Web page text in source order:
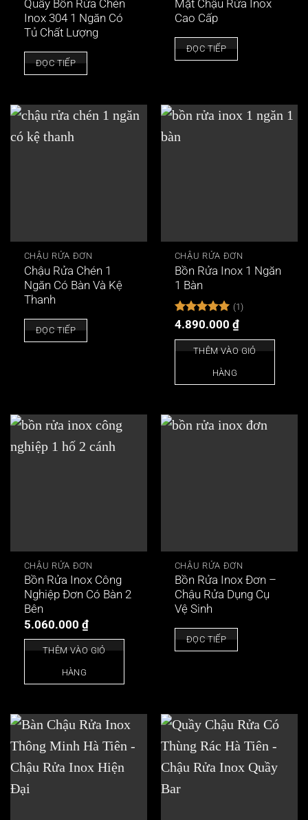
thể
được
chọn
trên
sản
phẩm
Quầy Bồn Rửa Chén
Inox 304 1 Ngăn Có
Tủ Chất Lượng
ĐỌC TIẾP
Mặt Chậu Rửa Inox
Cao Cấp
ĐỌC TIẾP
CHẬU RỬA ĐƠN
Chậu Rửa Chén 1
Ngăn Có Bàn Và Kệ
Thanh
ĐỌC TIẾP
CHẬU RỬA ĐƠN
Bồn Rửa Inox 1 Ngăn
1 Bàn
Được xếp
(1)
4.890.000 ₫
THÊM VÀO GIỎ
HÀNG
CHẬU RỬA ĐƠN
Bồn Rửa Inox Công
Nghiệp Đơn Có Bàn 2
Bên
5.060.000 ₫
THÊM VÀO GIỎ
HÀNG
CHẬU RỬA ĐƠN
Bồn Rửa Inox Đơn –
Chậu Rửa Dụng Cụ
Vệ Sinh
ĐỌC TIẾP